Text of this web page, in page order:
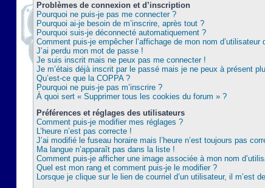
Problèmes de connexion et d’inscription
Pourquoi ne puis-je pas me connecter ?
Pourquoi ai-je besoin de m’inscrire, après tout ?
Pourquoi suis-je déconnecté automatiquement ?
Comment puis-je empêcher l’affichage de mon nom
J’ai perdu mon mot de passe !
Je suis inscrit mais ne peux pas me connecter !
Je m’étais déjà inscrit par le passé mais je ne peux à présent
Qu’est-ce que la COPPA ?
Pourquoi ne puis-je pas m’inscrire ?
À quoi sert « Supprimer tous les cookies du forum » ?
Préférences et réglages des utilisateurs
Comment puis-je modifier mes réglages ?
L’heure n’est pas correcte !
J’ai modifié le fuseau horaire mais l’heure n’est toujours pas
Ma langue n’apparaît pas dans la liste !
Comment puis-je afficher une image associée à mon nom
Quel est mon rang et comment puis-je le modifier ?
Lorsque je clique sur le lien de courriel d’un utilisateur, il m’est